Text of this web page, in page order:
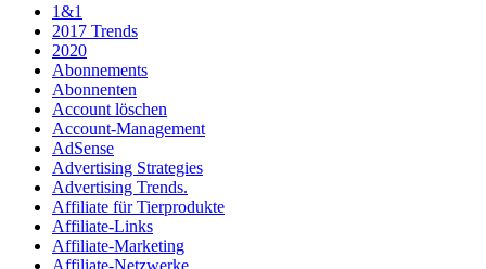
1&1
2017 Trends
2020
Abonnements
Abonnenten
Account löschen
Account-Management
AdSense
Advertising Strategies
Advertising Trends.
Affiliate für Tierprodukte
Affiliate-Links
Affiliate-Marketing
Affiliate-Netzwerke